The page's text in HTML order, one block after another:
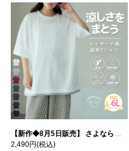
【新作◆8月5日販売】 さよなら猛暑 涼しさを着る 遮熱 接触冷感 吸水・速乾 五分袖 コンフォートメッシュ 配色レイヤード 風ゆる Tシャツ | 大きいサイズの通販ならハッピーマリリン
2,490円(税込)